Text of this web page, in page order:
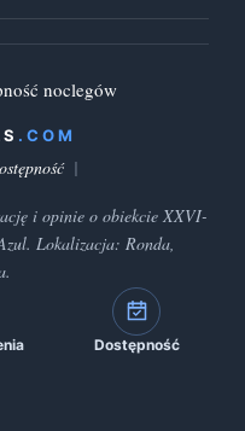
noclegów
.COM
i opinie o obiekcie XXVI-
Lokalizacja: Ronda,
Dostępność